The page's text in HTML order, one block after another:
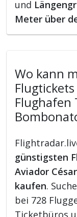
und
Meter über
Wo kann
Flughafen
günstigsten
Aviador
kaufen.
bei 728